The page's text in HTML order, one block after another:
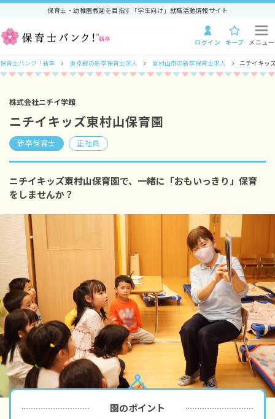
保育士・幼稚園教諭を目指す「学生向け」就職活動情報サイト
ログイン キープ メニュー
保育士バンク！新卒 東京都の新卒保育士求人 東村山市の新卒保育士求人 ニチイキッ
株式会社ニチイ学館
ニチイキッズ東村山保育園
新卒保育士 正社員
ニチイキッズ東村山保育園で、一緒に「おもいっきり」保育
をしませんか？
園のポイント